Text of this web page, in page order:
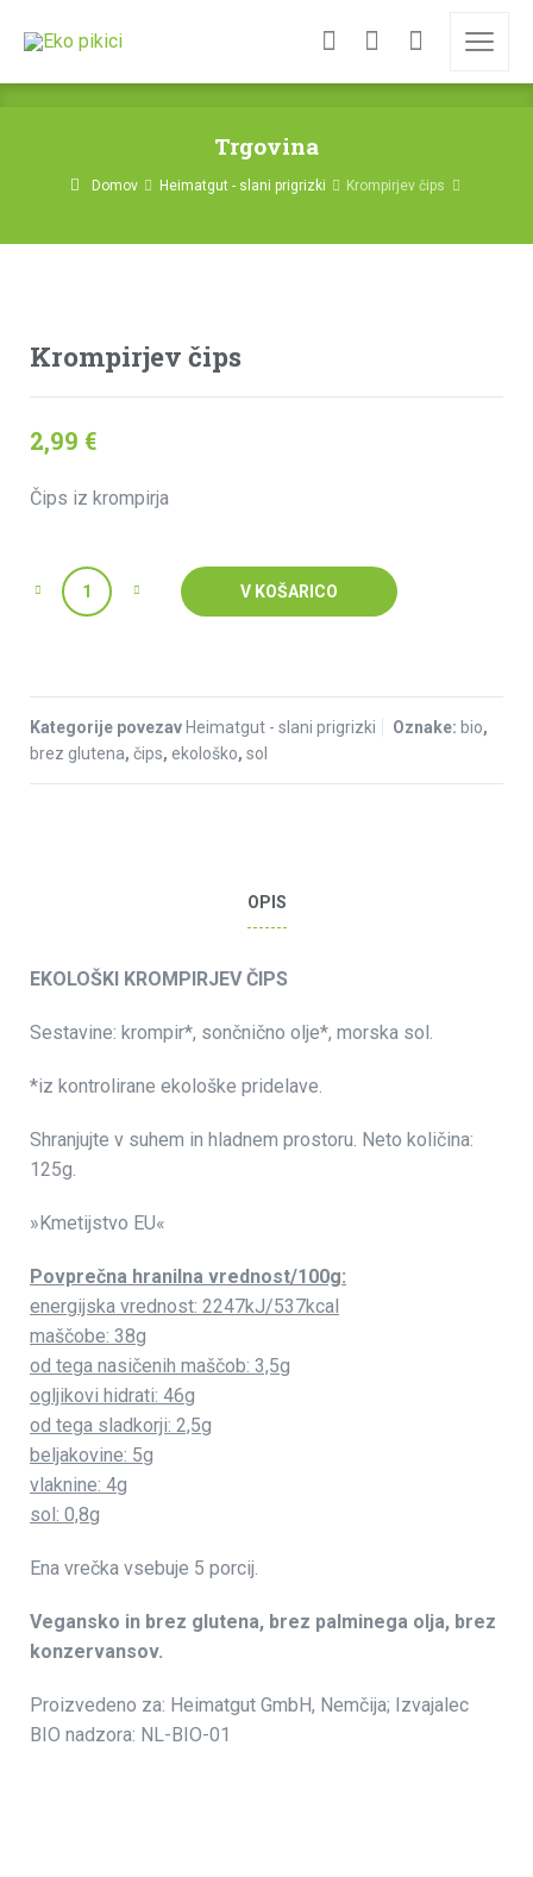
Trgovina
Domov Heimatgut - slani prigrizki Krompirjev čips
Krompirjev čips
2,99 €
Čips iz krompirja
Količina V KOŠARICO
Kategorije povezav Heimatgut - slani prigrizki Oznake: bio,
brez glutena, čips, ekološko, sol
OPIS
EKOLOŠKI KROMPIRJEV ČIPS
Sestavine: krompir*, sončnično olje*, morska sol.
*iz kontrolirane ekološke pridelave.
Shranjujte v suhem in hladnem prostoru. Neto količina:
125g.
»Kmetijstvo EU«
Povprečna hranilna vrednost/100g:
energijska vrednost: 2247kJ/537kcal
maščobe: 38g
od tega nasičenih maščob: 3,5g
ogljikovi hidrati: 46g
od tega sladkorji: 2,5g
beljakovine: 5g
vlaknine: 4g
sol: 0,8g
Ena vrečka vsebuje 5 porcij.
Vegansko in brez glutena, brez palminega olja, brez
konzervansov.
Proizvedeno za: Heimatgut GmbH, Nemčija; Izvajalec
BIO nadzora: NL-BIO-01